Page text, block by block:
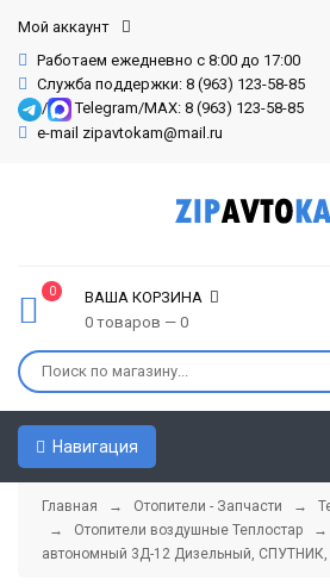
Мой аккаунт
Работаем ежедневно с 8:00 до 17:00
Служба поддержки: 8 (963) 123-58-85
/
Telegram/MAX: 8 (963) 123-58-85
e-mail zipavtokam@mail.ru
0
ВАША КОРЗИНА
0 товаров — 0
Навигация
Главная → Отопители - Запчасти →
→ Отопители воздушные Теплостар
→
автономный 3Д-12 Дизельный, СПУТНИК,